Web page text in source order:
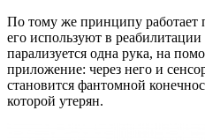
По тому же принципу
его используют в
парализуется одна рука, на
приложение: через него и
становится фантомной
которой утерян.